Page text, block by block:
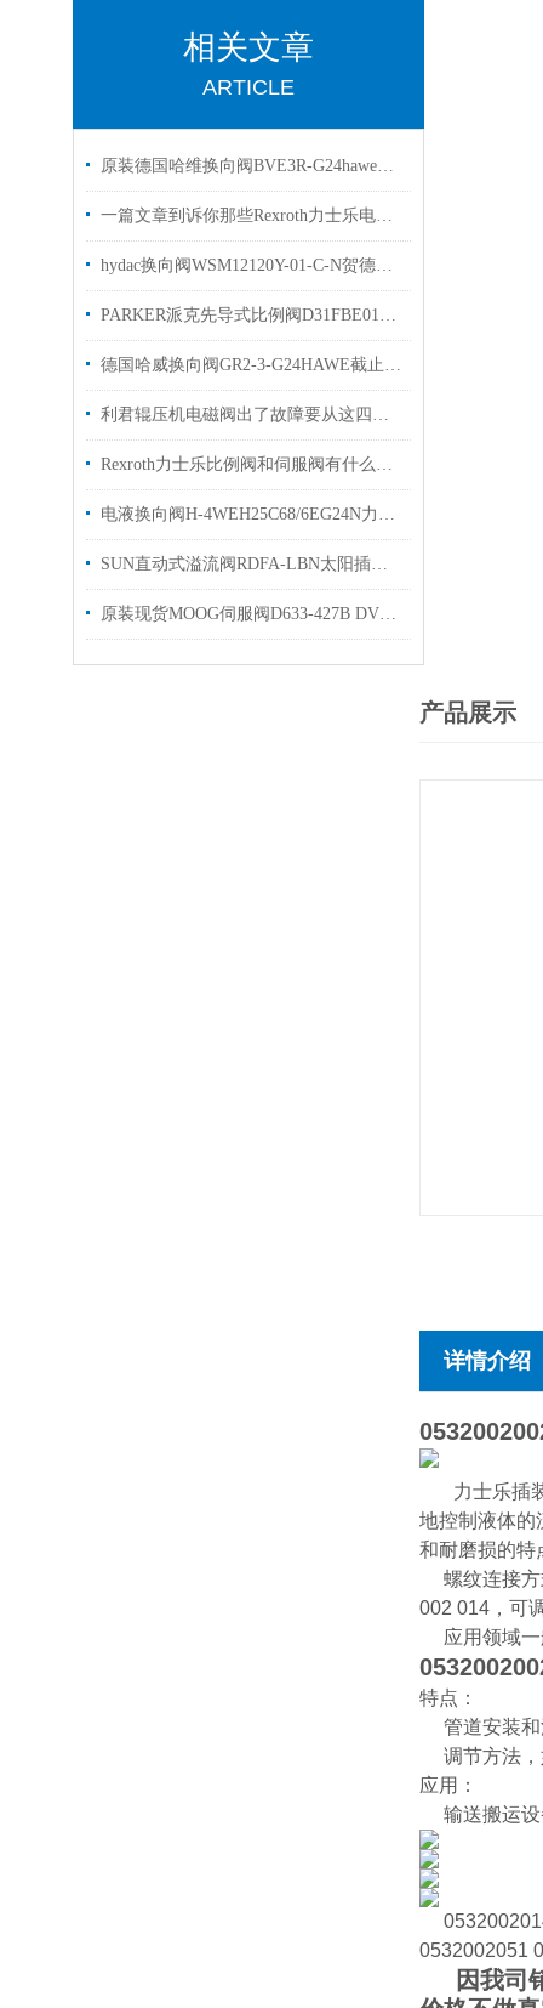
相关文章
ARTICLE
原装德国哈维换向阀BVE3R-G24haweBVG3R-G24
一篇文章到诉你那些Rexroth力士乐电磁阀常见的符号的是什么意思
hydac换向阀WSM12120Y-01-C-N贺德克球阀有库存现货
PARKER派克先导式比例阀D31FBE01CC4NF00原装出售
德国哈威换向阀GR2-3-G24HAWE截止阀样本
利君辊压机电磁阀出了故障要从这四个方面进行排查
Rexroth力士乐比例阀和伺服阀有什么区别？看完这篇文章你就明白了
电液换向阀H-4WEH25C68/6EG24N力士乐操作使用
SUN直动式溢流阀RDFA-LBN太阳插装阀有库存欢迎询价
原装现货MOOG伺服阀D633-427B DVV伺服阀样本
产品展示
详情介绍
力士乐插
地控制液体的
和耐磨损的特
螺纹连接方
002 014，可
应用领域一
特点：
管道安装和
调节方法，
应用：
输送搬运设
0532002051
因我司销